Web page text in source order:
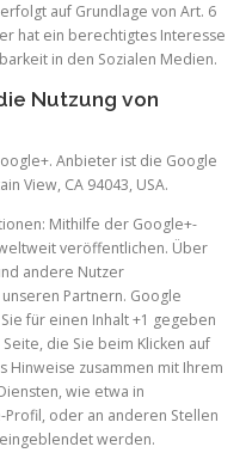
auf Grundlage von Art. 6
hat ein berechtigtes Interesse
in den Sozialen Medien.
Nutzung von
Anbieter ist die Google
View, CA 94043, USA.
Mithilfe der Google+-
veröffentlichen. Über
andere Nutzer
Partnern. Google
für einen Inhalt +1 gegeben
die Sie beim Klicken auf
Hinweise zusammen mit Ihrem
wie etwa in
oder an anderen Stellen
werden.